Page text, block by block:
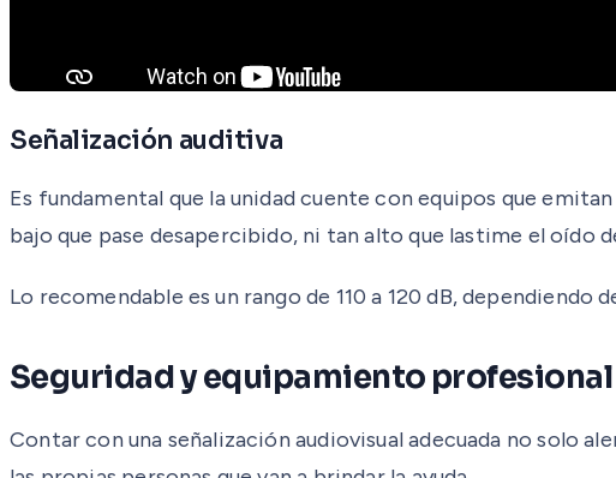
Señalización auditiva
Es fundamental que la unidad cuente con equipos que
bajo que pase desapercibido, ni tan alto que lastime el oído
Lo recomendable es un rango de 110 a 120 dB, dependiendo
Seguridad y equipamiento profesional
Contar con una señalización audiovisual adecuada no solo